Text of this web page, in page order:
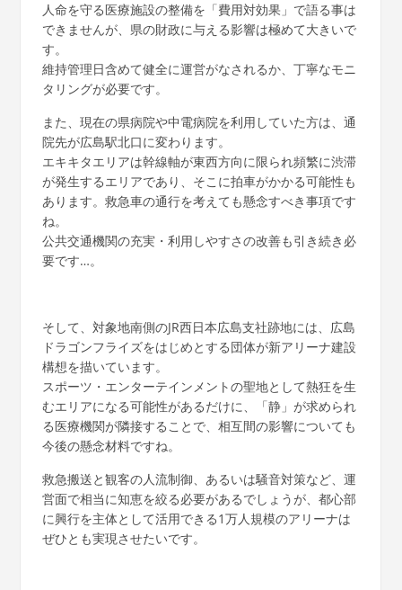
人命を守る医療施設の整備を「費用対効果」で語る事は
できませんが、県の財政に与える影響は極めて大きいで
す。
維持管理日含めて健全に運営がなされるか、丁寧なモニ
タリングが必要です。
また、現在の県病院や中電病院を利用していた方は、通
院先が広島駅北口に変わります。
エキキタエリアは幹線軸が東西方向に限られ頻繁に渋滞
が発生するエリアであり、そこに拍車がかかる可能性も
あります。救急車の通行を考えても懸念すべき事項です
ね。
公共交通機関の充実・利用しやすさの改善も引き続き必
要です…。
そして、対象地南側のJR西日本広島支社跡地には、広島
ドラゴンフライズをはじめとする団体が新アリーナ建設
構想を描いています。
スポーツ・エンターテインメントの聖地として熱狂を生
むエリアになる可能性があるだけに、「静」が求められ
る医療機関が隣接することで、相互間の影響についても
今後の懸念材料ですね。
救急搬送と観客の人流制御、あるいは騒音対策など、運
営面で相当に知恵を絞る必要があるでしょうが、都心部
に興行を主体として活用できる1万人規模のアリーナは
ぜひとも実現させたいです。